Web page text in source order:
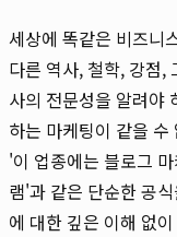
세상에 똑같은 비즈니
다른 역사, 철학, 강점,
사의 전문성을 알려야
하는 마케팅이 같을
'이 업종에는 블로그
램'과 같은 단순한 공
에 대한 깊은 이해 없